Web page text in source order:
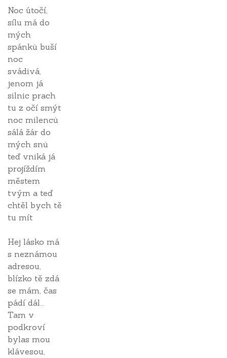
Noc útočí,
sílu má do
mých
spánků buší
noc
svádivá,
jenom já
silnic prach
tu z očí smýt
noc milenců
sálá žár do
mých snů
teď vniká já
projíždím
městem
tvým a teď
chtěl bych tě
tu mít
Hej lásko má
s neznámou
adresou,
blízko tě zdá
se mám, čas
pádí dál...
Tam v
podkroví
bylas mou
klávesou,